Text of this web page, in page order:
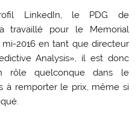
LinkedIn, le PDG de
travaillé pour le Memorial
2016 en tant que directeur
Analysis», il est donc
rôle quelconque dans le
à remporter le prix, même si